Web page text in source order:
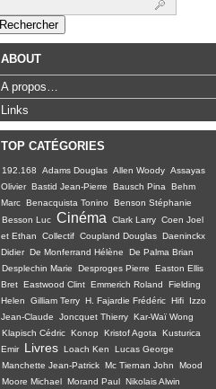
ABOUT
A propos…
Links
TOP CATÉGORIES
192.168 Adams Douglas Allen Woody Assayas
Olivier Bastid Jean-Pierre Bausch Pina
Behm
Marc Benacquista Tonino
Benson Stéphanie
Besson Luc Cinéma Clark Larry Coen Joel
et Ethan
Collectif Coupland Douglas Daeninckx
Didier De Monferrand Hélène
De Palma Brian
Desplechin Marie
Desproges Pierre
Easton Ellis
Bret Eastwood Clint Emmerich Roland
Fielding
Helen
Gilliam Terry H. Fajardie Frédéric Hifi
Izzo
Jean-Claude
Joncquet Thierry Kar-Waï Wong
Klapisch Cédric Konop Kristof Agota
Kusturica
Emir
Livres Loach Ken
Lucas George
Manchette Jean-Patrick Mc Tiernan John
Mood
Moore Michael Morand Paul Nikolais Alwin